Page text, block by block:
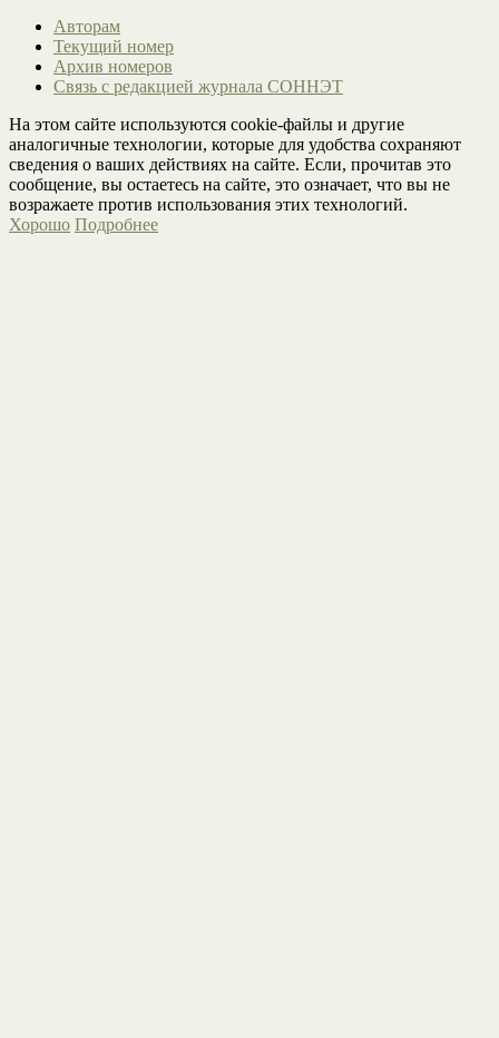
Авторам
Текущий номер
Архив номеров
Связь с редакцией журнала СОННЭТ
На этом сайте используются cookie-файлы и другие
аналогичные технологии, которые для удобства сохраняют
сведения о ваших действиях на сайте. Если, прочитав это
сообщение, вы остаетесь на сайте, это означает, что вы не
возражаете против использования этих технологий.
Хорошо Подробнее